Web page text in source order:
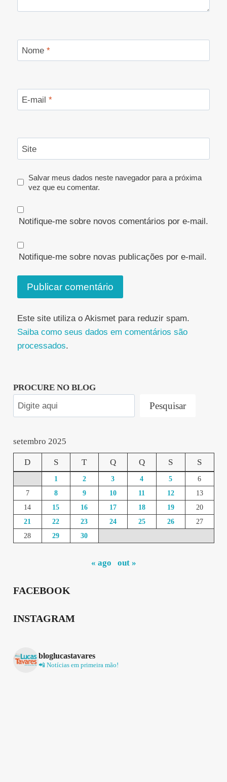
Nome *
E-mail *
Site
Salvar meus dados neste navegador para a próxima
vez que eu comentar.
Notifique-me sobre novos comentários por e-mail.
Notifique-me sobre novas publicações por e-mail.
Este site utiliza o Akismet para reduzir spam.
Saiba como seus dados em comentários são
processados.
PROCURE NO BLOG
Pesquisar
setembro 2025
D S T Q Q S S
1 2 3 4 5
6
7
8 9 10 11 12
13
14
15 16 17 18 19
20
21
22 23 24 25 26
27
28
29 30
« ago out »
FACEBOOK
INSTAGRAM
bloglucastavares
📲 Notícias em primeira mão!